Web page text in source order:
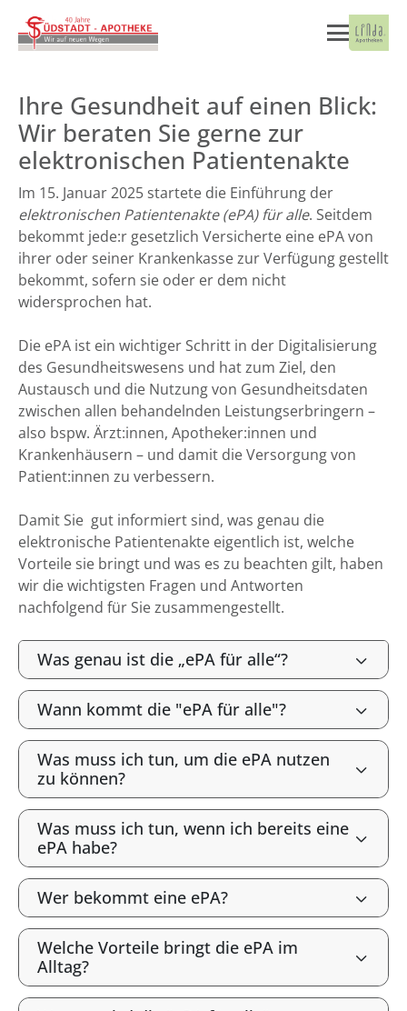
Ihre Gesundheit auf einen Blick:
Wir beraten Sie gerne zur
elektronischen Patientenakte
Im 15. Januar 2025 startete die Einführung der
elektronischen Patientenakte (ePA) für alle. Seitdem
bekommt jede:r gesetzlich Versicherte eine ePA von
ihrer oder seiner Krankenkasse zur Verfügung gestellt
bekommt, sofern sie oder er dem nicht
widersprochen hat.
Die ePA ist ein wichtiger Schritt in der Digitalisierung
des Gesundheitswesens und hat zum Ziel, den
Austausch und die Nutzung von Gesundheitsdaten
zwischen allen behandelnden Leistungserbringern –
also bspw. Ärzt:innen, Apotheker:innen und
Krankenhäusern – und damit die Versorgung von
Patient:innen zu verbessern.
Damit Sie gut informiert sind, was genau die
elektronische Patientenakte eigentlich ist, welche
Vorteile sie bringt und was es zu beachten gilt, haben
wir die wichtigsten Fragen und Antworten
nachfolgend für Sie zusammengestellt.
Was genau ist die „ePA für alle“?
Wann kommt die "ePA für alle"?
Was muss ich tun, um die ePA nutzen
zu können?
Was muss ich tun, wenn ich bereits eine
ePA habe?
Wer bekommt eine ePA?
Welche Vorteile bringt die ePA im
Alltag?